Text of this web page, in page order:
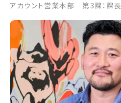
アカウント営業本部 第3課：課長